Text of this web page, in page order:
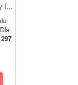
i...